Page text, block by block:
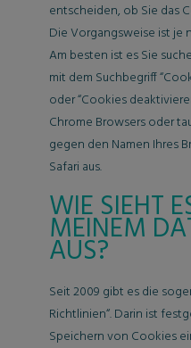
entscheiden, ob Sie das
Die Vorgangsweise ist je
Am besten ist es Sie
mit dem Suchbegriff
oder “Cookies
Chrome Browsers oder
gegen den Namen Ihres
Safari aus.
WIE SIEHT
MEINEM
AUS?
Seit 2009 gibt es die
Richtlinien“. Darin ist
Speichern von Cookies